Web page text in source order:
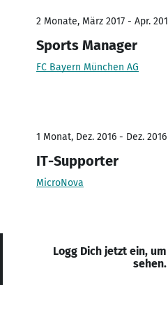
2 Monate, März 2017 - Apr.
Sports Manager
FC Bayern München AG
1 Monat, Dez. 2016 - Dez. 2016
IT-Supporter
MicroNova
Logg Dich jetzt ein,
sehen.